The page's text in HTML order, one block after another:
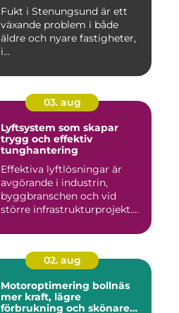
Fukt i Stenungsund är ett
växande problem i både
äldre och nyare fastigheter,
i...
03. aug
Lyftsystem som skapar
trygg och effektiv
tunghantering
Effektiva lyftlösningar är
avgörande i industrin,
byggbranschen och vid
större infrastrukturprojekt....
02. aug
Motoroptimering bollnäs
mer kraft, lägre
förbrukning och skönare